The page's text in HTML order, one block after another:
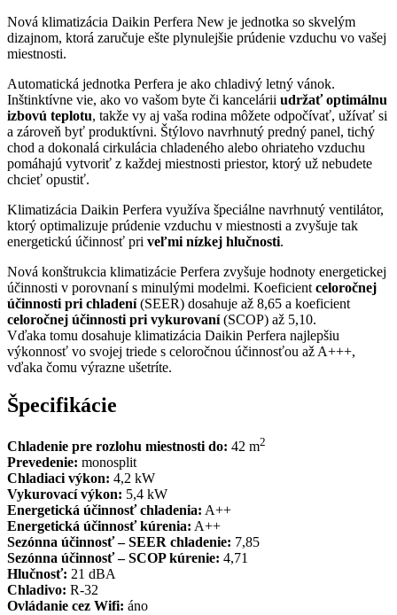
Nová klimatizácia Daikin Perfera New je jednotka so skvelým
dizajnom, ktorá zaručuje ešte plynulejšie prúdenie vzduchu vo vašej
miestnosti.
Automatická jednotka Perfera je ako chladivý letný vánok.
Inštinktívne vie, ako vo vašom byte či kancelárii udržať optimálnu
izbovú teplotu, takže vy aj vaša rodina môžete odpočívať, užívať si
a zároveň byť produktívni. Štýlovo navrhnutý predný panel, tichý
chod a dokonalá cirkulácia chladeného alebo ohriateho vzduchu
pomáhajú vytvoriť z každej miestnosti priestor, ktorý už nebudete
chcieť opustiť.
Klimatizácia Daikin Perfera využíva špeciálne navrhnutý ventilátor,
ktorý optimalizuje prúdenie vzduchu v miestnosti a zvyšuje tak
energetickú účinnosť pri veľmi nízkej hlučnosti.
Nová konštrukcia klimatizácie Perfera zvyšuje hodnoty energetickej
účinnosti v porovnaní s minulými modelmi. Koeficient celoročnej
účinnosti pri chladení(SEER) dosahuje až 8,65 a koeficient
celoročnej účinnosti pri vykurovaní(SCOP) až 5,10.
Vďaka tomu dosahuje klimatizácia Daikin Perfera najlepšiu
výkonnosť vo svojej triede s celoročnou účinnosťou až A+++,
vďaka čomu výrazne ušetríte.
Špecifikácie
Chladenie pre rozlohu miestnosti do: 42 m2
Prevedenie: monosplit
Chladiaci výkon: 4,2 kW
Vykurovací výkon: 5,4 kW
Energetická účinnosť chladenia: A++
Energetická účinnosť kúrenia: A++
Sezónna účinnosť – SEER chladenie: 7,85
Sezónna účinnosť – SCOP kúrenie: 4,71
Hlučnosť: 21 dBA
Chladivo: R-32
Ovládanie cez Wifi: áno